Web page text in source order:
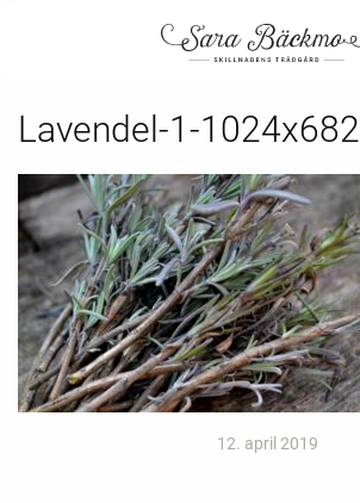
Lavendel-1-1024x682
12. april 2019